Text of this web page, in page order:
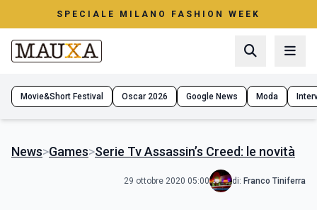
SPECIALE MILANO FASHION WEEK
Movie&Short Festival Oscar 2026 Google News Moda
News>Games>Serie Tv Assassin’s Creed: le novità
29 ottobre 2020 05:00 di: Franco Tiniferra